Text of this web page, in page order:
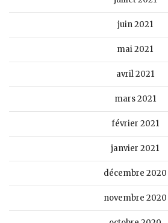
juin 2021
mai 2021
avril 2021
mars 2021
février 2021
janvier 2021
décembre 2020
novembre 2020